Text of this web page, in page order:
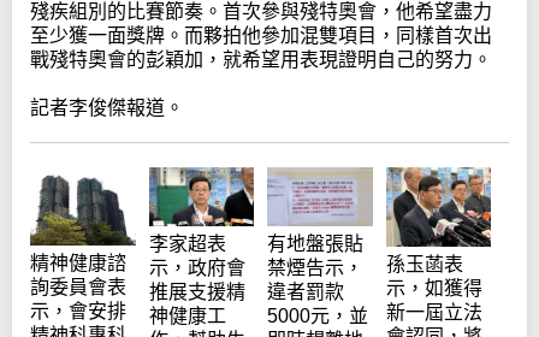
殘疾組別的比賽節奏。首次參與殘特奧會，他希望盡力
至少獲一面獎牌。而夥拍他參加混雙項目，同樣首次出
戰殘特奧會的彭穎加，就希望用表現證明自己的努力。
記者李俊傑報道。
精神健康諮
詢委員會表
示，會安排
李家超表
示，政府會
推展支援精
神健康工
有地盤張貼
禁煙告示，
違者罰款
5000元，並
孫玉菡表
示，如獲得
新一屆立法